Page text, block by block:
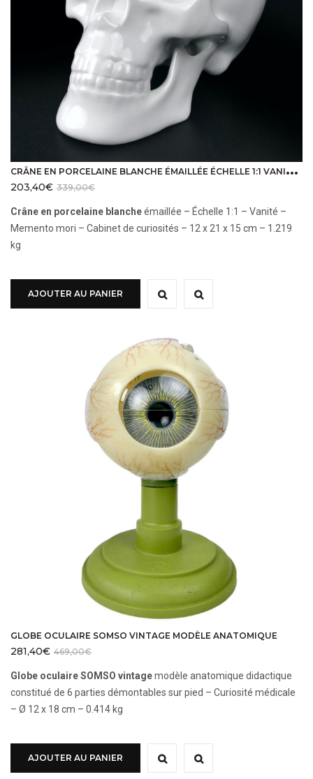
C
RÂNE EN PORCELAINE BLANCHE ÉMAILLÉE ÉCHELLE 1:1 VANITÉ MEMENTO MORI
339,00€
203,40€
Crâne en porcelaine blancheémaillée – Échelle 1:1 – Vanité –
Memento mori – Cabinet de curiosités – 12 x 21 x 15 cm – 1.219
kg
AJOUTER AU PANIER
GLOBE OCULAIRE SOMSO VINTAGE MODÈLE ANATOMIQUE
469,00€
281,40€
Globe oculaire SOMSO vintagemodèle anatomique didactique
constitué de 6 parties démontables sur pied – Curiosité médicale
– Ø 12 x 18 cm – 0.414 kg
AJOUTER AU PANIER